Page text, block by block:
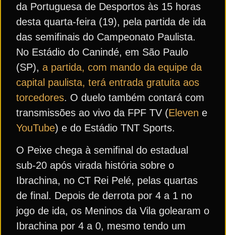
da Portuguesa de Desportos às 15 horas
desta quarta-feira (19), pela partida de ida
das semifinais do Campeonato Paulista.
No Estádio do Canindé, em São Paulo
(SP), a partida, com mando da equipe da
capital paulista, terá entrada gratuita aos
torcedores. O duelo também contará com
transmissões ao vivo da FPF TV (Eleven e
YouTube) e do Estádio TNT Sports.
O Peixe chega à semifinal do estadual
sub-20 após virada história sobre o
Ibrachina, no CT Rei Pelé, pelas quartas
de final. Depois de derrota por 4 a 1 no
jogo de ida, os Meninos da Vila golearam o
Ibrachina por 4 a 0, mesmo tendo um